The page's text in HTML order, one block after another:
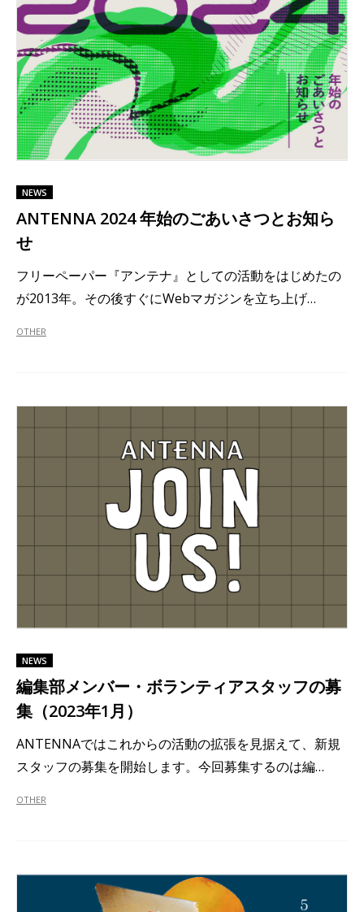
NEWS
ANTENNA 2024 年始のごあいさつとお知ら
せ
フリーペーパー『アンテナ』としての活動をはじめたの
が2013年。その後すぐにWebマガジンを立ち上げ…
OTHER
NEWS
編集部メンバー・ボランティアスタッフの募
集（2023年1月）
ANTENNAではこれからの活動の拡張を見据えて、新規
スタッフの募集を開始します。今回募集するのは編…
OTHER